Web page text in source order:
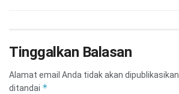
Tinggalkan Balasan
Alamat email Anda tidak akan dipublikasikan.
ditandai *